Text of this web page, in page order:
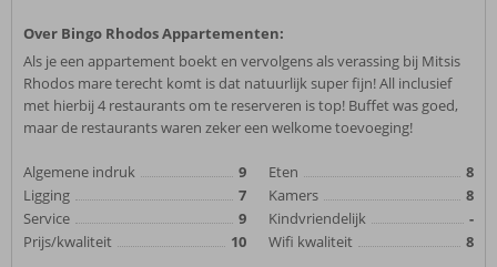
Over Bingo Rhodos Appartementen:
Als je een appartement boekt en vervolgens als verassing bij Mitsis
Rhodos mare terecht komt is dat natuurlijk super fijn! All inclusief
met hierbij 4 restaurants om te reserveren is top! Buffet was goed,
maar de restaurants waren zeker een welkome toevoeging!
Algemene indruk
9
Ligging
7
Service
9
Prijs/kwaliteit
10
Eten
8
Kamers
8
Kindvriendelijk
-
Wifi kwaliteit
8